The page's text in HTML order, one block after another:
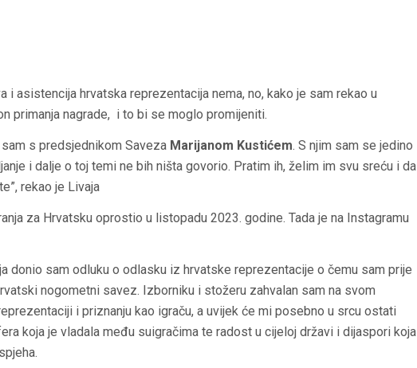
i asistencija hrvatska reprezentacija nema, no, kako je sam rekao u
primanja nagrade, i to bi se moglo promijeniti.
s predsjednikom Saveza Marijanom Kustićem. S njim sam se jedino
i dalje o toj temi ne bih ništa govorio. Pratim ih, želim im svu sreću i da
rekao je Livaja
za Hrvatsku oprostio u listopadu 2023. godine. Tada je na Instagramu
donio sam odluku o odlasku iz hrvatske reprezentacije o čemu sam prije
nogometni savez. Izborniku i stožeru zahvalan sam na svom
i priznanju kao igraču, a uvijek će mi posebno u srcu ostati
koja je vladala među suigračima te radost u cijeloj državi i dijaspori koja